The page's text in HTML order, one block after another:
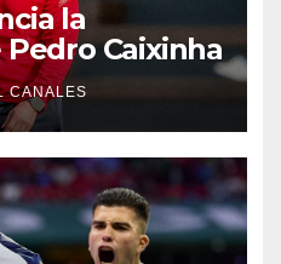
la
Caixinha
CANALES